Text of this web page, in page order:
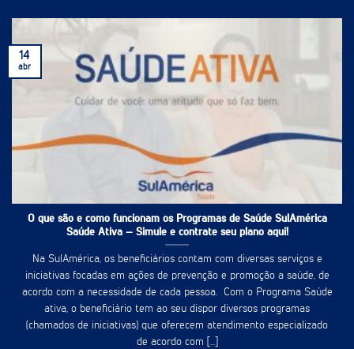
O que são e como funcionam os Programas de Saúde SulAmérica
Saúde Ativa – Simule e contrate seu plano aqui!
Na SulAmérica, os beneficiários contam com diversas serviços e
iniciativas focadas em ações de prevenção e promoção a saúde, de
acordo com a necessidade de cada pessoa. Com o Programa Saúde
ativa, o beneficiário tem ao seu dispor diversos programas
(chamados de iniciativas) que oferecem atendimento especializado
de acordo com [...]
14
abr